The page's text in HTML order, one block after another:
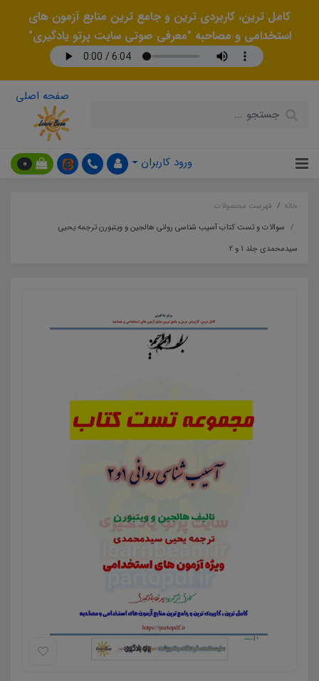
کامل ترین، کاربردی ترین و جامع ترین منابع آزمون های
استخدامی و مصاحبه "معرفی صوتی سایت پرتو یادگیری"
صفحه اصلی
ورود کاربران 0
خانه
فهرست محصولات
سوالات و تست کتاب آسیب شناسی روانی هالجین و ویتبورن ترجمه یحیی
سیدمحمدی جلد 1 و 2